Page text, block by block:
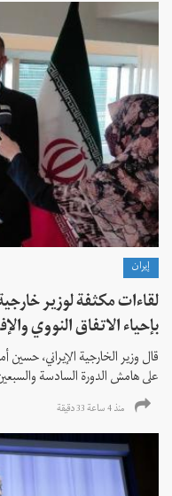
إيران
لقاءات مكثفة لوزير
بإحياء الاتفاق النووي
قال وزير الخارجية الإيراني،
على هامش الدورة السادسة
منذ 4 ساعة 33 دقیقة